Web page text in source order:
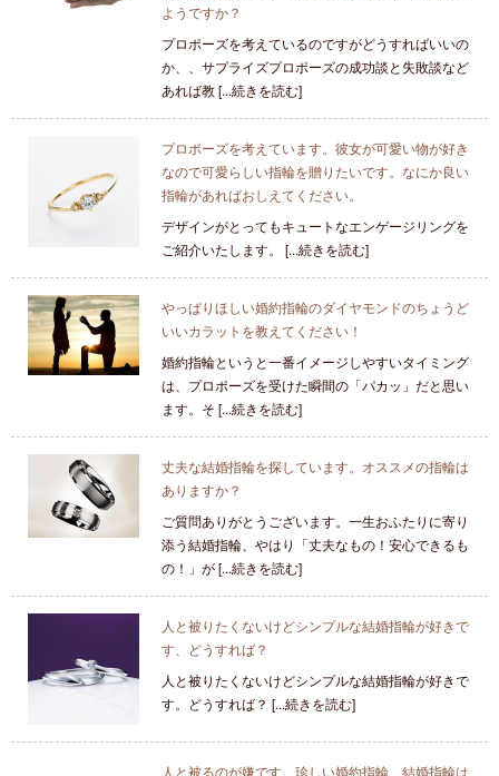
ようですか？
プロポーズを考えているのですがどうすればいいの
か、、サプライズプロポーズの成功談と失敗談など
あれば教 [...続きを読む]
プロポーズを考えています。彼女が可愛い物が好き
なので可愛らしい指輪を贈りたいです。なにか良い
指輪があればおしえてください。
デザインがとってもキュートなエンゲージリングを
ご紹介いたします。 [...続きを読む]
やっぱりほしい婚約指輪のダイヤモンドのちょうど
いいカラットを教えてください！
婚約指輪というと一番イメージしやすいタイミング
は、プロポーズを受けた瞬間の「パカッ」だと思い
ます。そ [...続きを読む]
丈夫な結婚指輪を探しています。オススメの指輪は
ありますか？
ご質問ありがとうございます。一生おふたりに寄り
添う結婚指輪、やはり「丈夫なもの！安心できるも
の！」が [...続きを読む]
人と被りたくないけどシンプルな結婚指輪が好きで
す、どうすれば？
人と被りたくないけどシンプルな結婚指輪が好きで
す。どうすれば？ [...続きを読む]
人と被るのが嫌です。珍しい婚約指輪、結婚指輪は